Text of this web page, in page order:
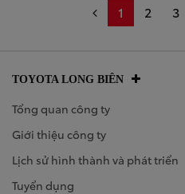
1 2 3
TOYOTA LONG BIÊN
Tổng quan công ty
Giới thiệu công ty
Lịch sử hình thành và phát triển
Tuyển dụng